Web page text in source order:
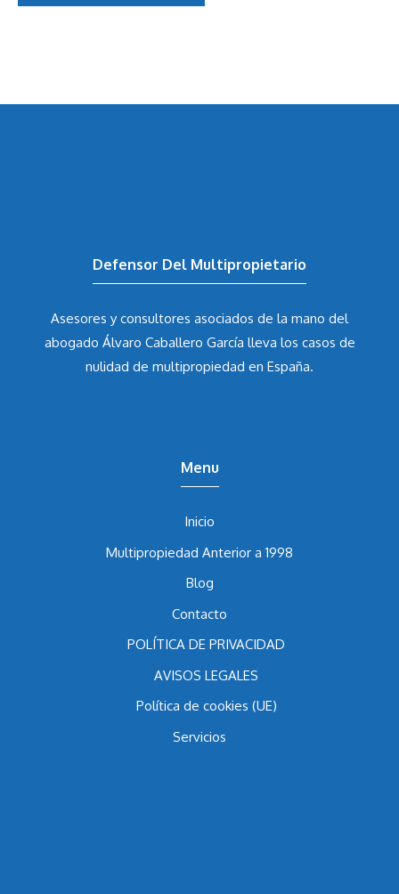
Asesores y consultores asociados de la mano del
abogado Álvaro Caballero Garcíalleva los casos de
Inicio
Multipropiedad Anterior a 1998
Blog
Contacto
POLÍTICA DE PRIVACIDAD
AVISOS LEGALES
Política de cookies (UE)